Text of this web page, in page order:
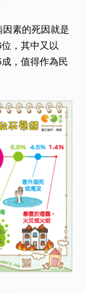
素的死因就是
，其中又以
，值得作為民